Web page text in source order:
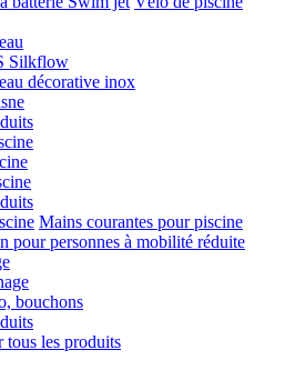
Silkflow
décorative inox
Mains courantes pour piscine
pour personnes à mobilité réduite
bouchons
tous les produits